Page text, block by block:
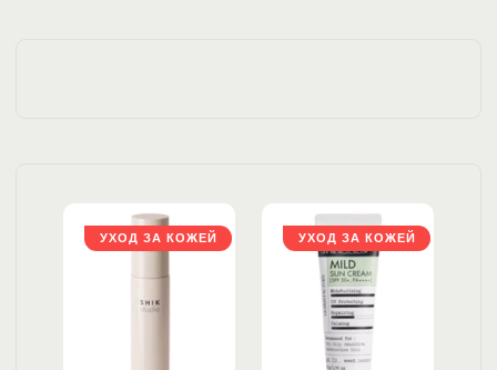
УХОД ЗА КОЖЕЙ УХОД ЗА КОЖЕЙ